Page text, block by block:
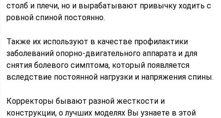
столб и плечи, но и вырабатывают привычку ходить с
ровной спиной постоянно.
Также их используют в качестве профилактики
заболеваний опорно-двигательного аппарата и для
снятия болевого симптома, который появляется
вследствие постоянной нагрузки и напряжения спины.
Корректоры бывают разной жесткости и
конструкции, о лучших моделях Вы узнаете в этой